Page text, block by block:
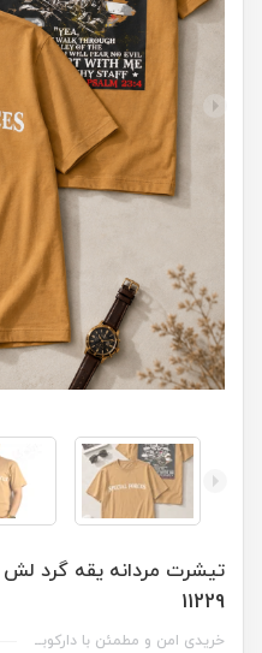
11229
خریدی امن و مطمئن با دارکوبــ